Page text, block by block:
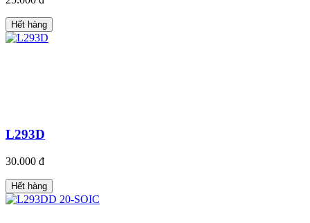
Hết hàng
L293D
30.000 đ
Hết hàng